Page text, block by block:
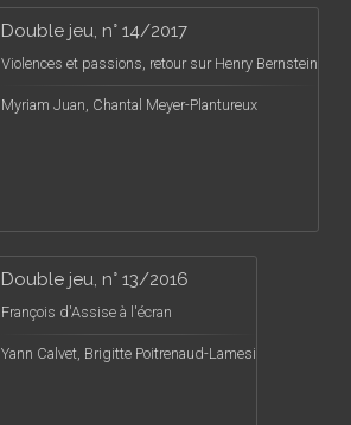
Double jeu, n° 14/2017
Violences et passions, retour sur Henry Bernstein
Myriam Juan, Chantal Meyer-Plantureux
Double jeu, n° 13/2016
François d'Assise à l'écran
Yann Calvet, Brigitte Poitrenaud-Lamesi